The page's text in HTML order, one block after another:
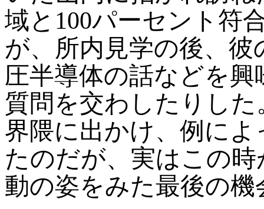
域と100パーセント符
が、所内見学の後、
圧半導体の話などを
質問を交わしたりし
界隈に出かけ、例に
たのだが、実はこの
動の姿をみた最後の